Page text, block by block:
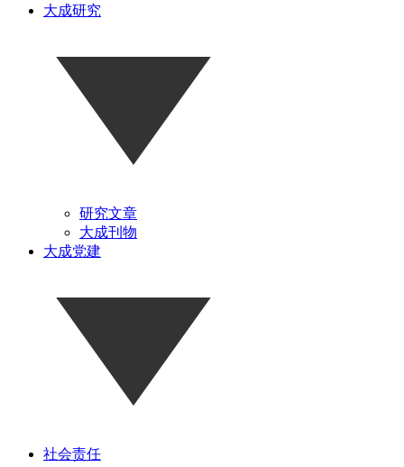
大成研究
研究文章
大成刊物
大成党建
社会责任